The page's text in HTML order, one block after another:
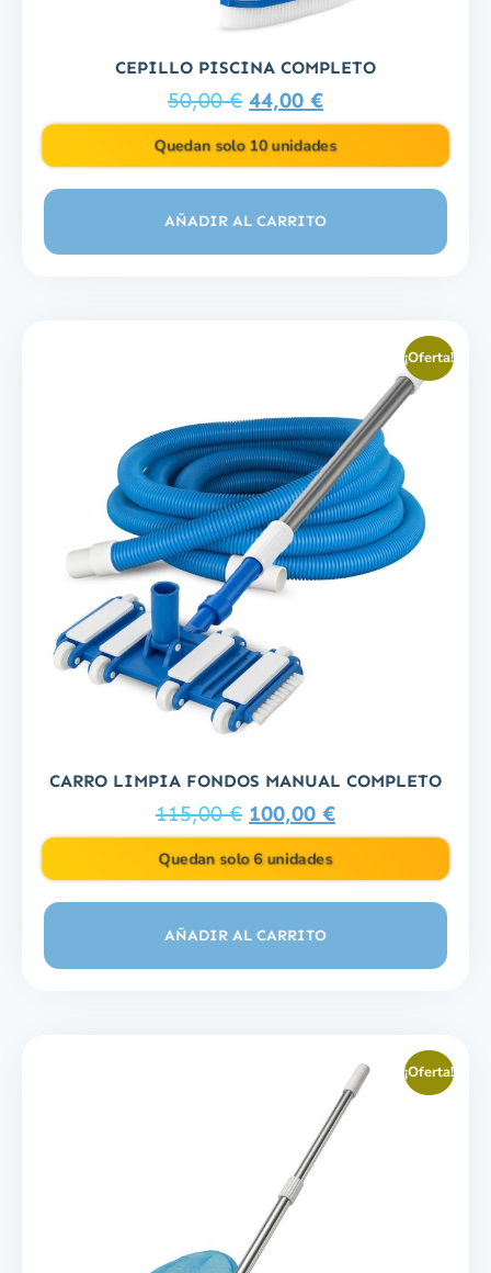
CEPILLO PISCINA COMPLETO
50,00€ 44,00 €
Quedan solo 10 unidades
AÑADIR AL CARRITO
¡Oferta!
CARRO LIMPIA FONDOS MANUAL COMPLETO
115,00€ 100,00 €
Quedan solo 6 unidades
AÑADIR AL CARRITO
¡Oferta!